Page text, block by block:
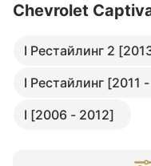
Chevrolet
I Рестайлинг 2
I Рестайлинг [2011
I [2006 - 2012]